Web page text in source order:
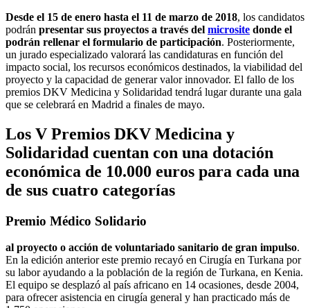
Desde el 15 de enero hasta el 11 de marzo de 2018, los candidatos
podrán presentar sus proyectos a través del microsite donde el
podrán rellenar el formulario de participación. Posteriormente,
un jurado especializado valorará las candidaturas en función del
impacto social, los recursos económicos destinados, la viabilidad del
proyecto y la capacidad de generar valor innovador. El fallo de los
premios DKV Medicina y Solidaridad tendrá lugar durante una gala
que se celebrará en Madrid a finales de mayo.
Los V Premios DKV Medicina y
Solidaridad cuentan con una dotación
económica de 10.000 euros para cada una
de sus cuatro categorías
Premio Médico Solidario
al proyecto o acción de voluntariado sanitario de gran impulso.
En la edición anterior este premio recayó en Cirugía en Turkana por
su labor ayudando a la población de la región de Turkana, en Kenia.
El equipo se desplazó al país africano en 14 ocasiones, desde 2004,
para ofrecer asistencia en cirugía general y han practicado más de